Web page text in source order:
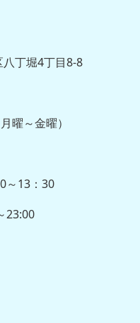
八丁堀4丁目8-8
曜～金曜）
～13：30